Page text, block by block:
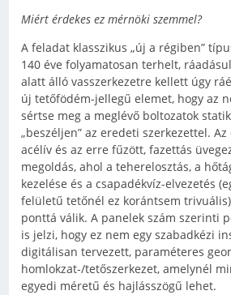
Miért érdekes ez mérnöki szemmel?
A feladat klasszikus „új a régiben”
140 éve folyamatosan terhelt,
alatt álló vasszerkezetre kellett úgy
új tetőfödém-jellegű elemet, hogy az
sértse meg a meglévő boltozatok
„beszéljen” az eredeti szerkezettel.
acélív és az erre fűzött, fazettás
megoldás, ahol a teherelosztás, a
kezelése és a csapadékvíz-elvezetés
felületű tetőnél ez korántsem
ponttá válik. A panelek szám szerinti
is jelzi, hogy ez nem egy szabadkézi
digitálisan tervezett, paraméteres
homlokzat-/tetőszerkezet, amelynél
egyedi méretű és hajlásszögű lehet.